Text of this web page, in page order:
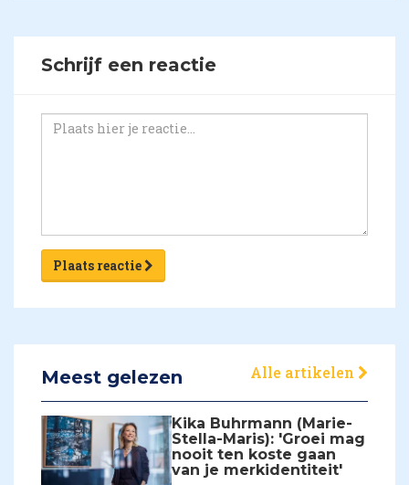
Schrijf een reactie
Plaats reactie
Meest gelezen Alle artikelen
Kika Buhrmann (Marie-
Stella-Maris): 'Groei mag
nooit ten koste gaan
van je merkidentiteit'